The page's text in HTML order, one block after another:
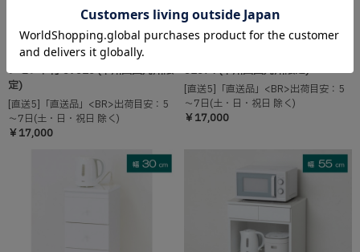
[直送商品] スリムワゴン W20 2口コ
ンセント付 89316 (本州四国九州限
定)
[直送5]「直送品」<BR>出荷目安：5
～7日(土・日・祝日 除く)
￥17,000
52874 (本州四国九州限定)
[直送5]「直送品」<BR>出荷目安：5
～7日(土・日・祝日 除く)
￥17,000